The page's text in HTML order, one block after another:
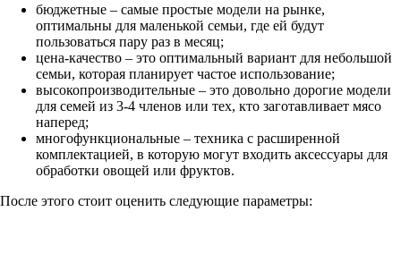
бюджетные – самые простые модели на рынке,
оптимальны для маленькой семьи, где ей будут
пользоваться пару раз в месяц;
цена-качество – это оптимальный вариант для небольшой
семьи, которая планирует частое использование;
высокопроизводительные – это довольно дорогие модели
для семей из 3-4 членов или тех, кто заготавливает мясо
наперед;
многофункциональные – техника с расширенной
комплектацией, в которую могут входить аксессуары для
обработки овощей или фруктов.
После этого стоит оценить следующие параметры: